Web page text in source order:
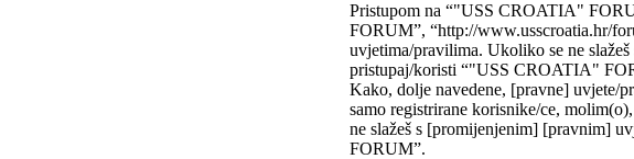
Pristupom na “"USS CROATIA"
FORUM”, “http://www.usscroatia.hr/
uvjetima/pravilima. Ukoliko se ne
pristupaj/koristi “"USS CROATIA"
Kako, dolje navedene, [pravne] uvjete/
samo registrirane korisnike/ce,
ne slažeš s [promijenjenim] [pravnim]
FORUM”.